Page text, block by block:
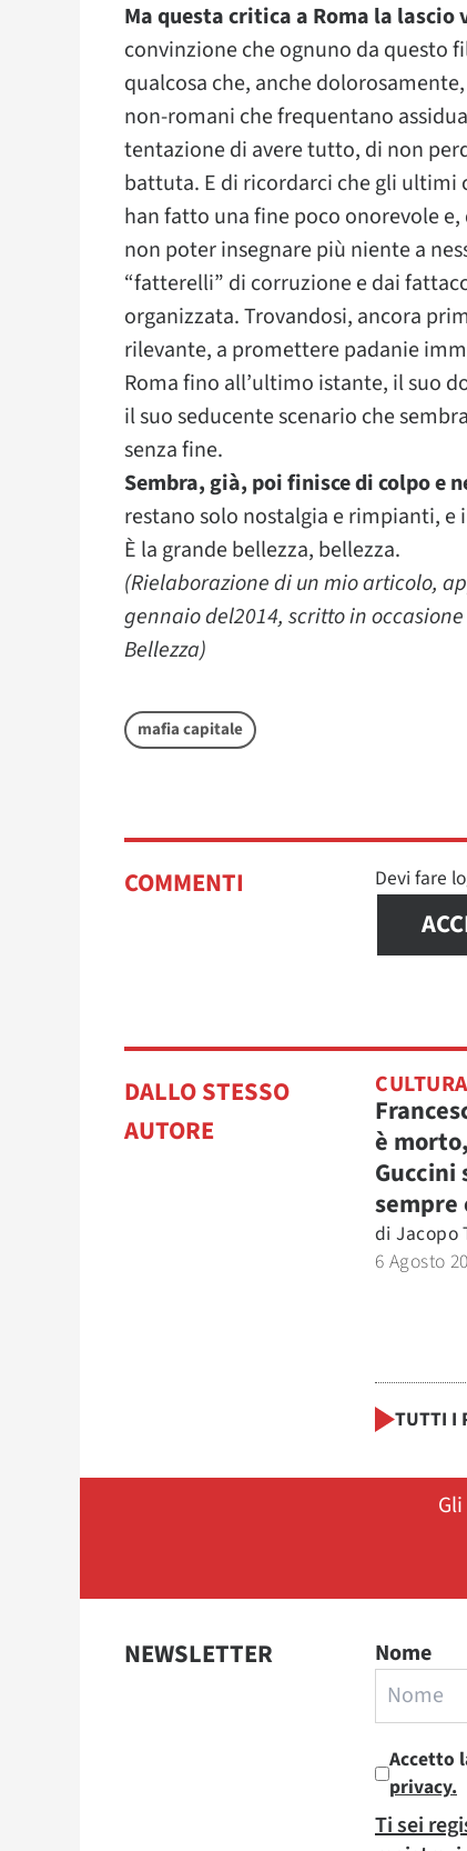
Ma questa critica a Roma la
convinzione che ognuno da questo
qualcosa che, anche
non-romani che frequentano
tentazione di avere tutto, di non
battuta. E di ricordarci che gli ultimi
han fatto una fine poco onorevole
non poter insegnare più niente a
“fatterelli” di corruzione e dai
organizzata. Trovandosi, ancora
rilevante, a promettere padanie
Roma fino all’ultimo istante, il suo
il suo seducente scenario che
senza fine.
Sembra, già, poi finisce di colpo e
restano solo nostalgia e rimpianti, e
È la grande bellezza, bellezza.
(Rielaborazione di un mio articolo,
gennaio del2014, scritto in
Bellezza)
mafia capitale
COMMENTI Devi fare
DALLO STESSO
AUTORE
CULTURA
è
Guccini
sempre
di Jacopo
6 Agosto
TUTTI I
NEWSLETTER Nome
Accetto
privacy.
Ti sei